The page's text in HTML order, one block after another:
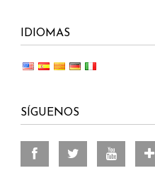
IDIOMAS
SÍGUENOS